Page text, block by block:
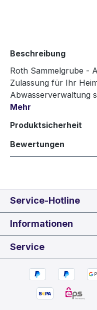
Beschreibung
Roth Sammelgrube -
Zulassung für Ihr
Abwasserverwaltung
Mehr
Produktsicherheit
Bewertungen
Service-Hotline
Informationen
Service